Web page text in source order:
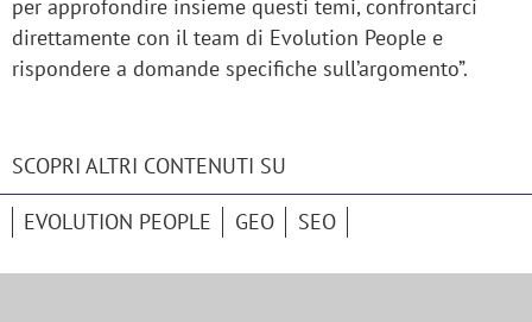
per approfondire insieme questi temi, confrontarci
direttamente con il team di Evolution People e
rispondere a domande specifiche sull’argomento”.
SCOPRI ALTRI CONTENUTI SU
EVOLUTION PEOPLE GEO SEO